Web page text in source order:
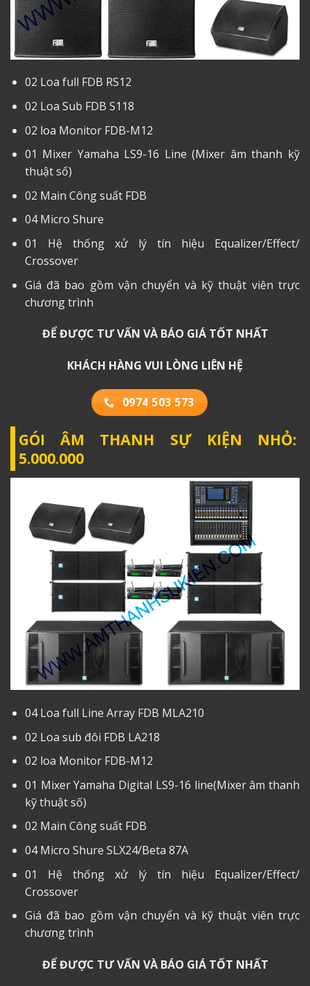
02 Loa full FDB RS12
02 Loa Sub FDB S118
02 loa Monitor FDB-M12
01 Mixer Yamaha LS9-16 Line (Mixer âm thanh kỹ
thuật số)
02 Main Công suất FDB
04 Micro Shure
01 Hệ thống xử lý tín hiệu Equalizer/Effect/
Crossover
Giá đã bao gồm vận chuyển và kỹ thuật viên trực
chương trình
ĐỂ ĐƯỢC TƯ VẤN VÀ BÁO GIÁ TỐT NHẤT
KHÁCH HÀNG VUI LÒNG LIÊN HỆ
0974 503 573
GÓI ÂM THANH SỰ KIỆN NHỎ:
5.000.000
04 Loa full Line Array FDB MLA210
02 Loa sub đôi FDB LA218
02 loa Monitor FDB-M12
01 Mixer Yamaha Digital LS9-16 line(Mixer âm thanh
kỹ thuật số)
02 Main Công suất FDB
04 Micro Shure SLX24/Beta 87A
01 Hệ thống xử lý tín hiệu Equalizer/Effect/
Crossover
Giá đã bao gồm vận chuyển và kỹ thuật viên trực
chương trình
ĐỂ ĐƯỢC TƯ VẤN VÀ BÁO GIÁ TỐT NHẤT